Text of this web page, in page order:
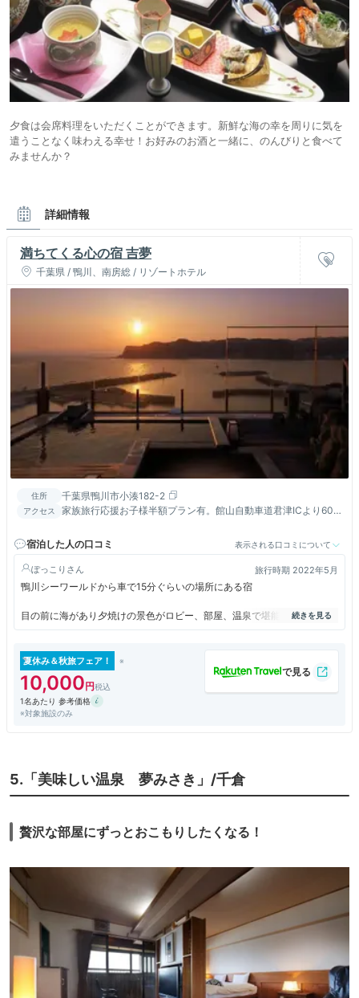
夕食は会席料理をいただくことができます。新鮮な海の幸を周りに気を
遣うことなく味わえる幸せ！お好みのお酒と一緒に、のんびりと食べて
みませんか？
詳細情報
満ちてくる心の宿 吉夢
千葉県 / 鴨川、南房総 / リゾートホテル
住所 千葉県鴨川市小湊182-2
アクセス
家族旅行応援お子様半額プラン有。館山自動車道君津ICより60
宿泊した人の口コミ
表示される口コミについて
ぽっこり 旅行時期 2022年5月
鴨川シーワールドから車で15分ぐらいの場所にある宿
目の前に海があり夕焼けの景色がロビー、部屋、温泉で堪能できる
など海鮮ものも、豊富なバイキング
部屋は若干古い感じがするので、1部屋2万程度なので景色と料理重視す
る人におすすめ
夏休み＆秋旅フェア！
10,000
1名あたり 参考価格
※対象施設のみ
5.「美味しい温泉 夢みさき」/千倉
贅沢な部屋にずっとおこもりしたくなる！